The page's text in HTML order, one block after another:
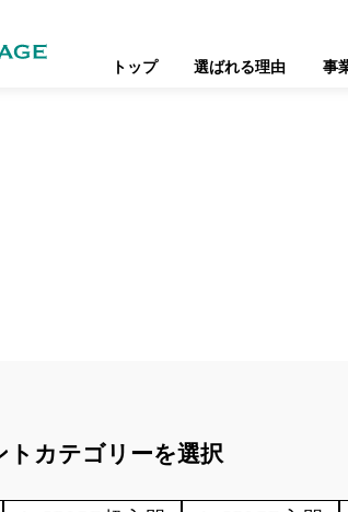
トップ 選ばれる理由 事
トカテゴリーを選択